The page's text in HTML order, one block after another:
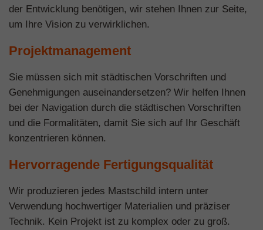
der Entwicklung benötigen, wir stehen Ihnen zur Seite,
um Ihre Vision zu verwirklichen.
Projektmanagement
Sie müssen sich mit städtischen Vorschriften und
Genehmigungen auseinandersetzen? Wir helfen Ihnen
bei der Navigation durch die städtischen Vorschriften
und die Formalitäten, damit Sie sich auf Ihr Geschäft
konzentrieren können.
Hervorragende Fertigungsqualität
Wir produzieren jedes Mastschild intern unter
Verwendung hochwertiger Materialien und präziser
Technik. Kein Projekt ist zu komplex oder zu groß.